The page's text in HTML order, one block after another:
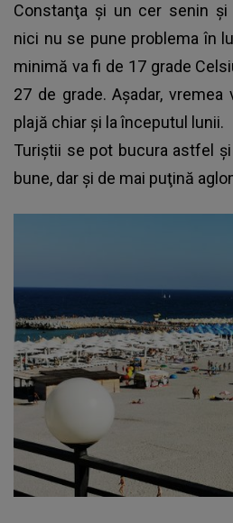
Constanţa şi un cer senin şi
nici nu se pune problema în
minimă va fi de 17 grade
27 de grade. Aşadar,
plajă chiar şi la începutul lunii.
Turiştii se pot bucura astfel
bune, dar şi de mai puţină